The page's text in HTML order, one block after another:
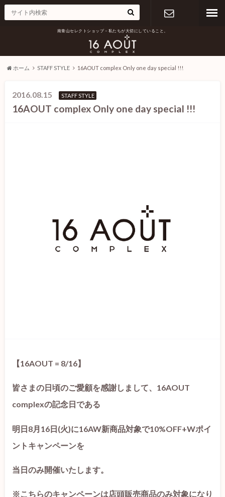
南青山セレクトショップ – 私たちが大切にしていること。
ホーム STAFF STYLE 16AOUT complex Only one day special !!!
2016.08.15 STAFF STYLE
16AOUT complex Only one day special !!!
【16AOUT = 8/16】
皆さまの日頃のご愛顧を感謝しまして、16AOUT
complexの記念日である
明日8月16日(火)に16AW新商品対象で10%OFF+Wポイ
ントキャンペーンを
当日のみ開催いたします。
※こちらのキャンペーンは店頭販売商品のみ対象になり